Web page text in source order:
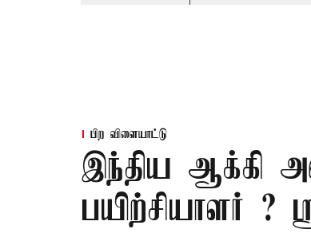
பிற விளையாட்டு
இந்திய ஆக்கி
பயிற்சியாளர் ?